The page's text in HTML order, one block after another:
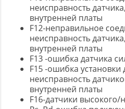
неисправность
внутренней платы
F12-неправильное
неисправность
внутренней платы
F13 -ошибка датчика
F15 -ошибка установки
неисправность
внутренней платы
F16-датчики